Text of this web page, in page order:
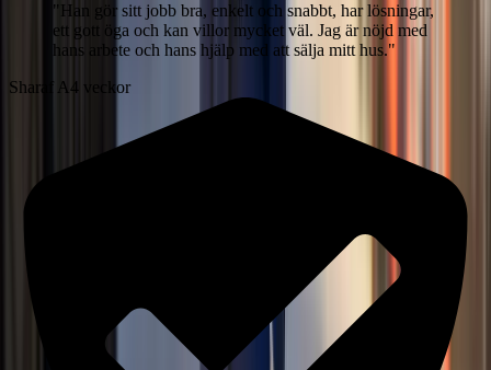
" Han gör sitt jobb bra, enkelt och snabbt, har lösningar,
ett gott öga och kan villor mycket väl. Jag är nöjd med
hans arbete och hans hjälp med att sälja mitt hus."
Sharaf A4 veckor